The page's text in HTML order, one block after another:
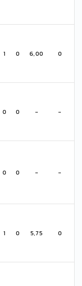
1 0 6,00 0
0 0 - -
0 0 - -
1 0 5,75 0